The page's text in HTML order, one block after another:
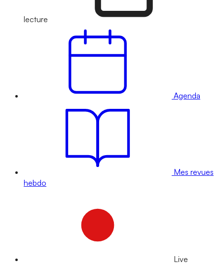
lecture
Agenda
Mes revues
hebdo
Live